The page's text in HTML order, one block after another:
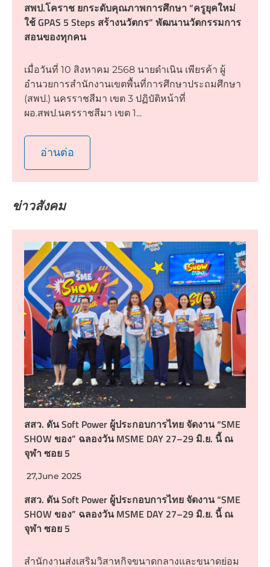
สพป.โคราช ยกระดับคุณภาพการศึกษา “ครูยุคใหม่
ใช้ GPAS 5 Steps สร้างนวัตกร” พัฒนานวัตกรรมการ
สอนของทุกคน
เมื่อวันที่ 10 สิงหาคม 2568 นายดำเนิน เพียรค้า ผู้
อำนวยการสำนักงานเขตพื้นที่การศึกษาประถมศึกษา
(สพป.) นครราชสีมา เขต 3 ปฏิบัติหน้าที่
ผอ.สพป.นครราชสีมา เขต 1...
อ่านต่อ
ข่าวสังคม
สสว. ดัน Soft Power ผู้ประกอบการไทย จัดงาน “SME
SHOW ของ” ฉลองวัน MSME DAY 27–29 มิ.ย. นี้ ณ
จุฬา ซอย 5
27,June 2025
สสว. ดัน Soft Power ผู้ประกอบการไทย จัดงาน “SME
SHOW ของ” ฉลองวัน MSME DAY 27–29 มิ.ย. นี้ ณ
จุฬา ซอย 5
สำนักงานส่งเสริมวิสาหกิจขนาดกลางและขนาดย่อม